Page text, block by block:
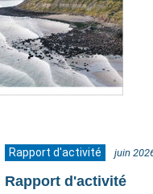
Rapport d'activité juin
Rapport d'activité